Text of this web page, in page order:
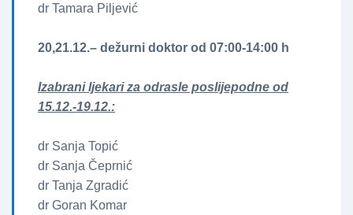
dr Tamara Piljević
20,21.12.– dežurni doktor od 07:00-14:00 h
Izabrani ljekari za odrasle poslijepodne od
15.12.-19.12.:
dr Sanja Topić
dr Sanja Čeprnić
dr Tanja Zgradić
dr Goran Komar